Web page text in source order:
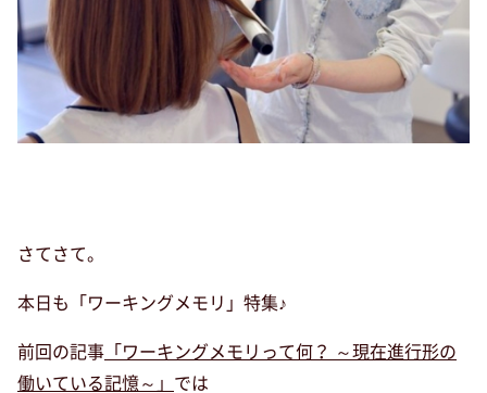
さてさて。
本日も「ワーキングメモリ」特集♪
前回の記事 「ワーキングメモリって何？ ～現在進行形の
働いている記憶～」 では